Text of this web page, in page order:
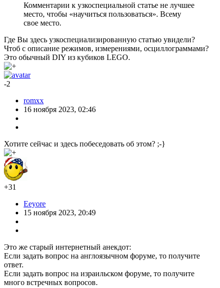
Комментарии к узкоспециальной статье не лучшее
место, чтобы «научиться пользоваться». Всему
свое место.
Где Вы здесь узкоспециализированную статью увидели?
Чтоб с описание режимов, измерениями, осциллограммами?
Это обычный DIY из кубиков LEGO.
-2
romxx
16 ноября 2023, 02:46
Хотите сейчас и здесь побеседовать об этом? ;-}
+31
Eeyore
15 ноября 2023, 20:49
Это же старый интернетный анекдот:
Если задать вопрос на англоязычном форуме, то получите
ответ.
Если задать вопрос на израильском форуме, то получите
много встречных вопросов.